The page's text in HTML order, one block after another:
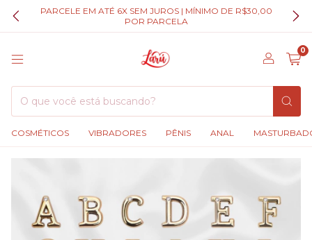
PARCELE EM ATÉ 6X SEM JUROS | MÍNIMO DE R$30,00
POR PARCELA
0
COSMÉTICOS VIBRADORES PÊNIS ANAL